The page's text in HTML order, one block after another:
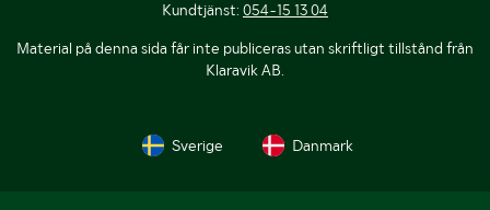
Kundtjänst: 054-15 13 04
Material på denna sida får inte publiceras utan skriftligt tillstånd från
Klaravik AB.
Sverige Danmark